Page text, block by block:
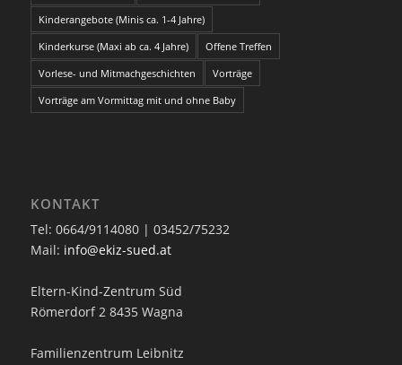
Kinderangebote (Minis ca. 1-4 Jahre)
Kinderkurse (Maxi ab ca. 4 Jahre)
Offene Treffen
Vorlese- und Mitmachgeschichten
Vorträge
Vorträge am Vormittag mit und ohne Baby
KONTAKT
Tel: 0664/9114080 | 03452/75232
Mail: info@ekiz-sued.at
Eltern-Kind-Zentrum Süd
Römerdorf 2 8435 Wagna
Familienzentrum Leibnitz